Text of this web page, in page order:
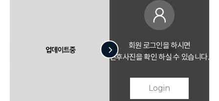
회원 로그인을 하시면
전후사진을 확인 하실 수 있습니다.
Login